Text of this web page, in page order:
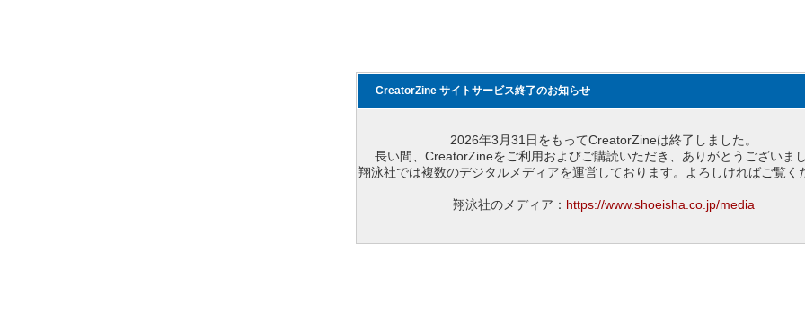
CreatorZine サイトサービス終了のお知らせ
2026年3月31日をもってCreatorZineは終了しました。
長い間、CreatorZineをご利用およびご購読いただき、ありがとうございまし
翔泳社では複数のデジタルメディアを運営しております。よろしければご覧く
翔泳社のメディア： https://www.shoeisha.co.jp/media